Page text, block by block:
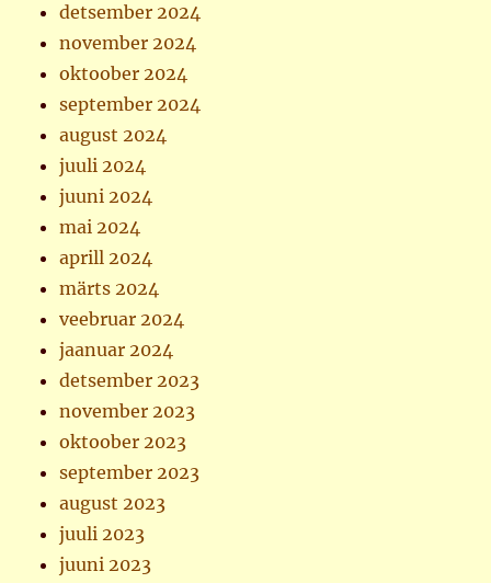
detsember 2024
november 2024
oktoober 2024
september 2024
august 2024
juuli 2024
juuni 2024
mai 2024
aprill 2024
märts 2024
veebruar 2024
jaanuar 2024
detsember 2023
november 2023
oktoober 2023
september 2023
august 2023
juuli 2023
juuni 2023